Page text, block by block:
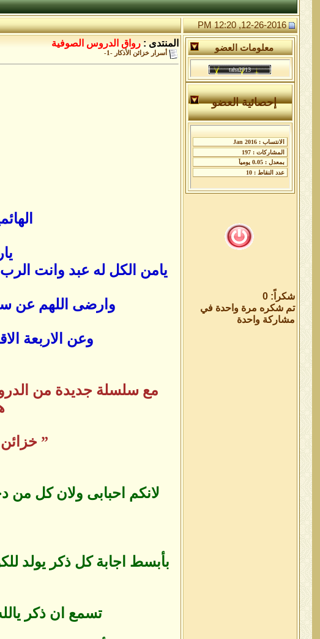
12-26-2016, 12:20 PM
معلومات العضو
إحصائية العضو
شكراً: 0
تم شكره مرة واحدة في
مشاركة واحدة
المنتدى : رواق الدروس الصوفية
أسرار خزائن اﻷذكار -1-
يامن الكل له عبد وانت
وارضى اللهم عن
وعن الاربعة
مع سلسلة جديدة من
”
لانكم احبابى ولان كل من
بأبسط اجابة كل ذكر يولد
تسمع ان ذكر يالله